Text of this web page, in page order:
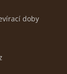
doby